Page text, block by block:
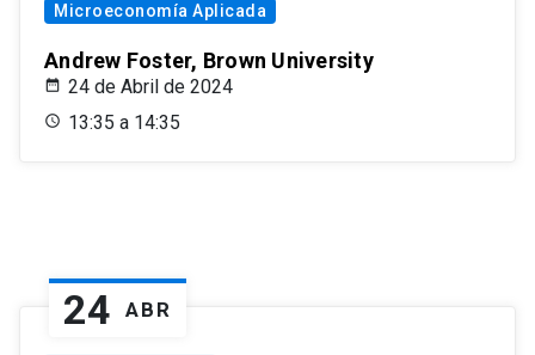
Microeconomía Aplicada
Andrew Foster, Brown University
24 de Abril de 2024
13:35 a 14:35
24 ABR